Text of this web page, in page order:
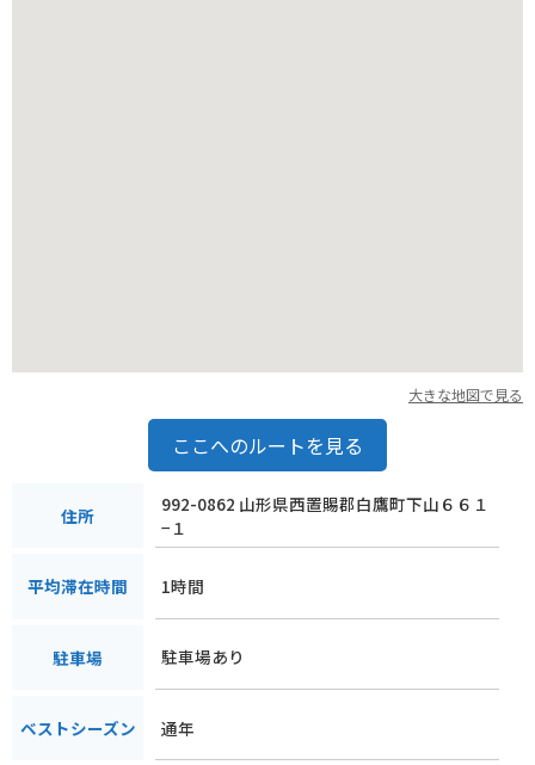
大きな地図で見る
ここへのルートを見る
住所
992-0862 山形県西置賜郡白鷹町下山６６１
−１
平均滞在時間 1時間
駐車場 駐車場あり
ベストシーズン 通年